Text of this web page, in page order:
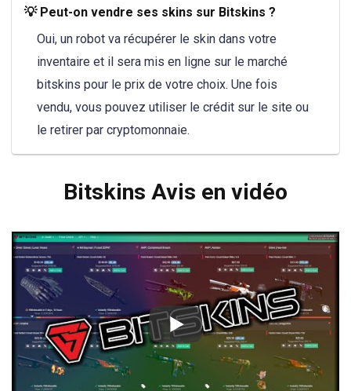
💡 Peut-on vendre ses skins sur Bitskins ?
Oui, un robot va récupérer le skin dans votre
inventaire et il sera mis en ligne sur le marché
bitskins pour le prix de votre choix. Une fois
vendu, vous pouvez utiliser le crédit sur le site ou
le retirer par cryptomonnaie.
Bitskins Avis en vidéo